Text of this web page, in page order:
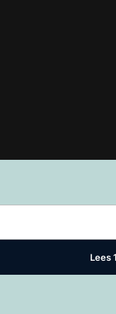
ons manifestwaar
Lees